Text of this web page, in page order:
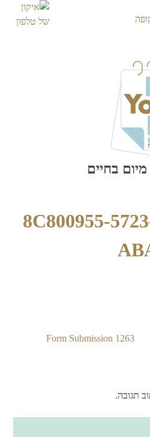
בחיים
8C800955-
Form Submission 1263
תגובה.